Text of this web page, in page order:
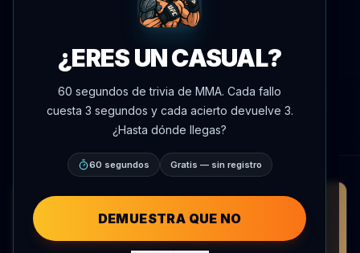
Conor McGregor Exhibe
Personalizados de la UFC
Oscar Nascimento
AgentMMA.com
¿ERES UN CASUAL?
60 segundos de trivia de MMA. Cada fallo
cuesta 3 segundos y cada acierto devuelve 3.
¿Hasta dónde llegas?
60 segundos Gratis — sin registro
DEMUESTRA QUE NO